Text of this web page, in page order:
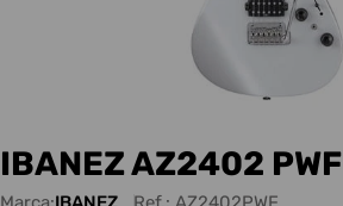
IBANEZ AZ2402 PWF